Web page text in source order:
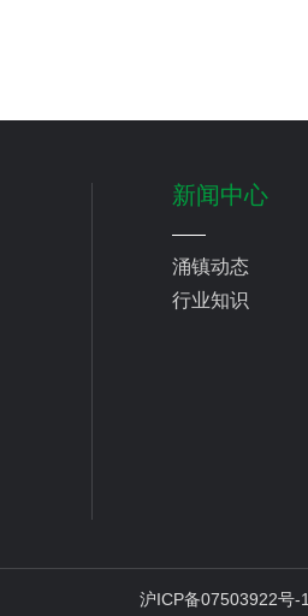
新闻中心
涌镇动态
行业知识
沪ICP备07503922号-1